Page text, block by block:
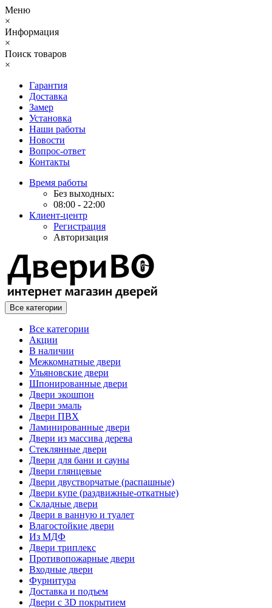
Меню
×
Информация
×
Поиск товаров
×
Гарантия
Доставка
Замер
Установка
Наши работы
Новости
Вопрос-ответ
Контакты
Время работы
Без выходных:
08:00 - 22:00
Клиент-центр
Регистрация
Авторизация
Все категории
Все категории
Акции
В наличии
Межкомнатные двери
Ульяновские двери
Шпонированные двери
Двери экошпон
Двери эмаль
Двери ПВХ
Ламинированные двери
Двери из массива дерева
Стеклянные двери
Двери для бани и сауны
Двери глянцевые
Двери двустворчатые (распашные)
Двери купе (раздвижные-откатные)
Складные двери
Двери в ванную и туалет
Влагостойкие двери
Из МДФ
Двери триплекс
Противопожарные двери
Входные двери
Фурнитура
Доставка и подъем
Двери с 3D покрытием